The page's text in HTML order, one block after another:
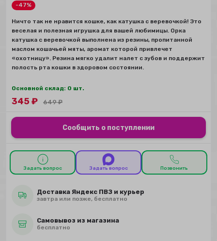
-47%
Ничто так не нравится кошке, как катушка с веревочкой! Это
веселая и полезная игрушка для вашей любимицы. Орка
катушка с веревочкой выполнена из резины, пропитанной
маслом кошачьей мяты, аромат которой привлечет
«охотницу». Резина мягко удалит налет с зубов и поддержит
полость рта кошки в здоровом состоянии.
Основной склад: 0 шт.
345 ₽ 649₽
Сообщить о поступлении
Задать вопрос Задать вопрос Позвонить
Доставка Яндекс ПВЗ и курьер
завтра или позже, бесплатно
Самовывоз из магазина
бесплатно